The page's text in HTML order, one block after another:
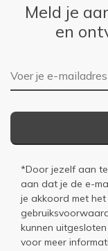
Meld je
en
E-mailadres
*Door jezelf aan
aan dat je de e-
je akkoord met het
kunnen
voor meer